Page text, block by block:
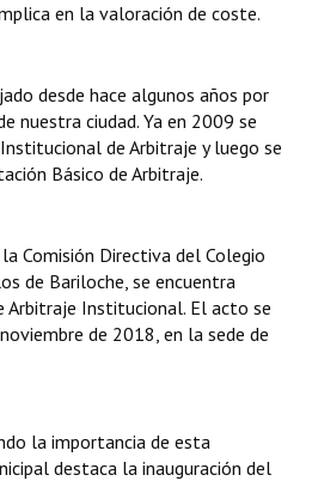
en la valoración de coste.
desde hace algunos años por
nuestra ciudad. Ya en 2009 se
de Arbitraje y luego se
Básico de Arbitraje.
Comisión Directiva del Colegio
de Bariloche, se encuentra
Arbitraje Institucional. El acto se
de 2018, en la sede de
la importancia de esta
destaca la inauguración del